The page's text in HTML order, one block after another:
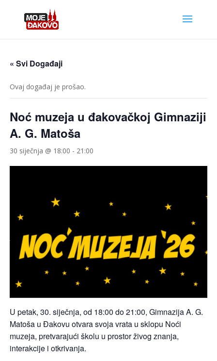
« Svi Događaji
Ovaj događaj je prošao.
Noć muzeja u đakovačkoj Gimnaziji
A. G. Matoša
30 siječnja @ 18:00 - 21:00
U petak, 30. siječnja, od 18:00 do 21:00, Gimnazija A. G.
Matoša u Đakovu otvara svoja vrata u sklopu Noći
muzeja, pretvarajući školu u prostor živog znanja,
interakcije i otkrivanja.